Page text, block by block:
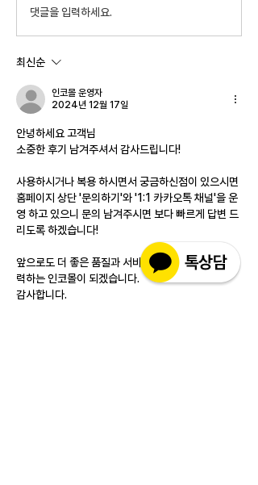
댓글을 입력하세요.
최신순
인코몰 운영자
2024년 12월 17일
안녕하세요 고객님
소중한 후기 남겨주셔서 감사드립니다!
사용하시거나 복용 하시면서 궁금하신점이 있으시면
홈페이지 상단 '문의하기'와 '1:1 카카오톡 채널'을 운
영 하고 있으니 문의 남겨주시면 보다 빠르게 답변 드
리도록 하겠습니다!
앞으로도 더 좋은 품질과 서비스를 제공하기 위해 노
력하는 인코몰이 되겠습니다.
감사합니다.